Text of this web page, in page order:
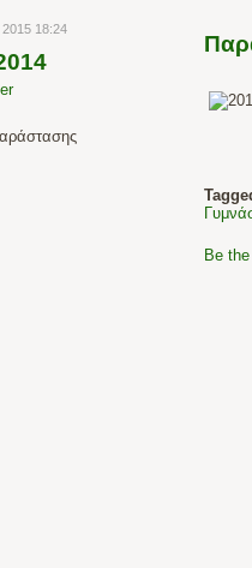
18:24
Be